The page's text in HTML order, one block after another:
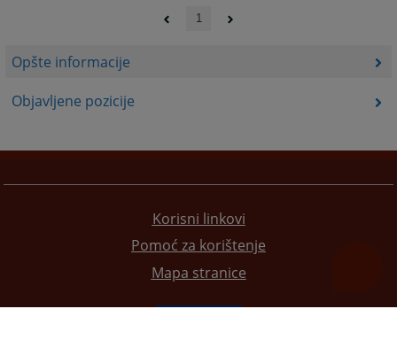
Opšte informacije
Objavljene pozicije
1
Korisni linkovi
Pomoć za korištenje
Mapa stranice